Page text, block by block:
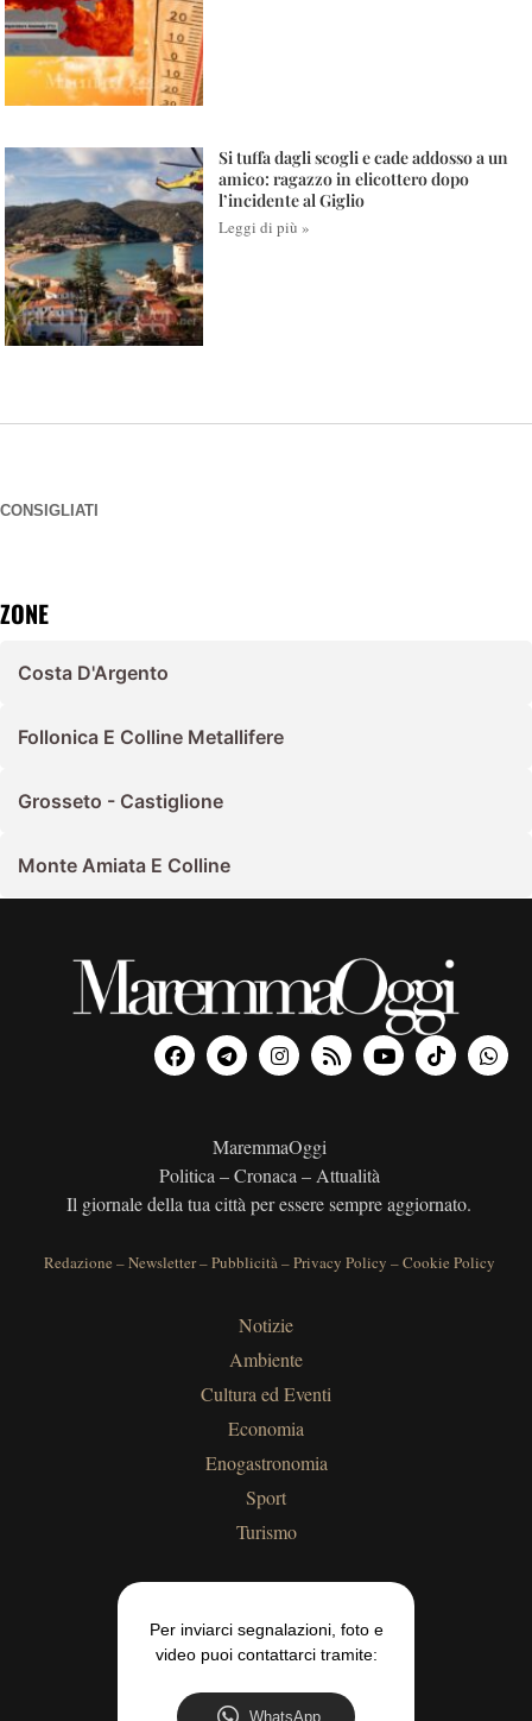
Si tuffa dagli scogli e cade addosso a un
amico: ragazzo in elicottero dopo
l’incidente al Giglio
Leggi di più »
CONSIGLIATI
ZONE
Costa D'Argento
Follonica E Colline Metallifere
Grosseto - Castiglione
Monte Amiata E Colline
MaremmaOggi
Politica – Cronaca – Attualità
Il giornale della tua città per essere sempre aggiornato.
Redazione –Newsletter–Pubblicità–Privacy Policy –Cookie Policy
Notizie
Ambiente
Cultura ed Eventi
Economia
Enogastronomia
Sport
Turismo
Per inviarci segnalazioni, foto e
video puoi contattarci tramite:
WhatsApp